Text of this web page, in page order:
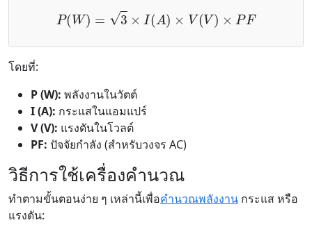
)= I(A )× V)×PF
โดยที่:
P (W): พลังงานในวัตต์
I (A): กระแสในแอมแปร์
V (V): แรงดันในโวลต์
PF: ปัจจัยกำลัง (สำหรับวงจร AC)
วิธีการใช้เครื่องคำนวณ
ทำตามขั้นตอนง่าย ๆ เหล่านี้เพื่อคำนวณพลังงาน กระแส หรือ
แรงดัน: